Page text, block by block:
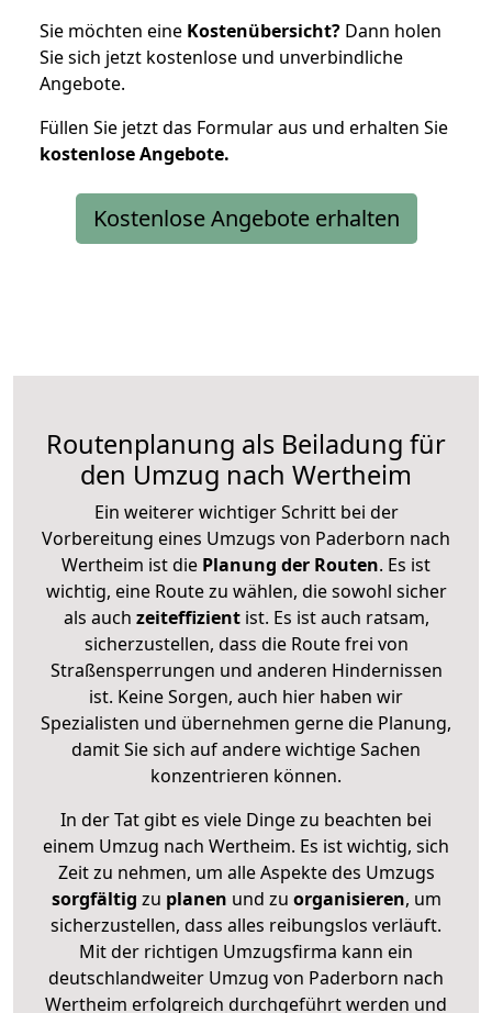
Sie möchten eine Kostenübersicht? Dann holen
Sie sich jetzt kostenlose und unverbindliche
Angebote.
Füllen Sie jetzt das Formular aus und erhalten Sie
kostenloseAngebote.
Kostenlose Angebote erhalten
Routenplanung als Beiladung für
den Umzug nach Wertheim
Ein weiterer wichtiger Schritt bei der
Vorbereitung eines Umzugs von Paderborn nach
Wertheim ist die Planung der Routen. Es ist
wichtig, eine Route zu wählen, die sowohl sicher
als auch zeiteffizientist. Es ist auch ratsam,
sicherzustellen, dass die Route frei von
Straßensperrungen und anderen Hindernissen
ist. Keine Sorgen, auch hier haben wir
Spezialisten und übernehmen gerne die Planung,
damit Sie sich auf andere wichtige Sachen
konzentrieren können.
In der Tat gibt es viele Dinge zu beachten bei
einem Umzug nach Wertheim. Es ist wichtig, sich
Zeit zu nehmen, um alle Aspekte des Umzugs
sorgfältig zu planen und zu organisieren, um
sicherzustellen, dass alles reibungslos verläuft.
Mit der richtigen Umzugsfirma kann ein
deutschlandweiter Umzug von Paderborn nach
Wertheim erfolgreich durchgeführt werden und